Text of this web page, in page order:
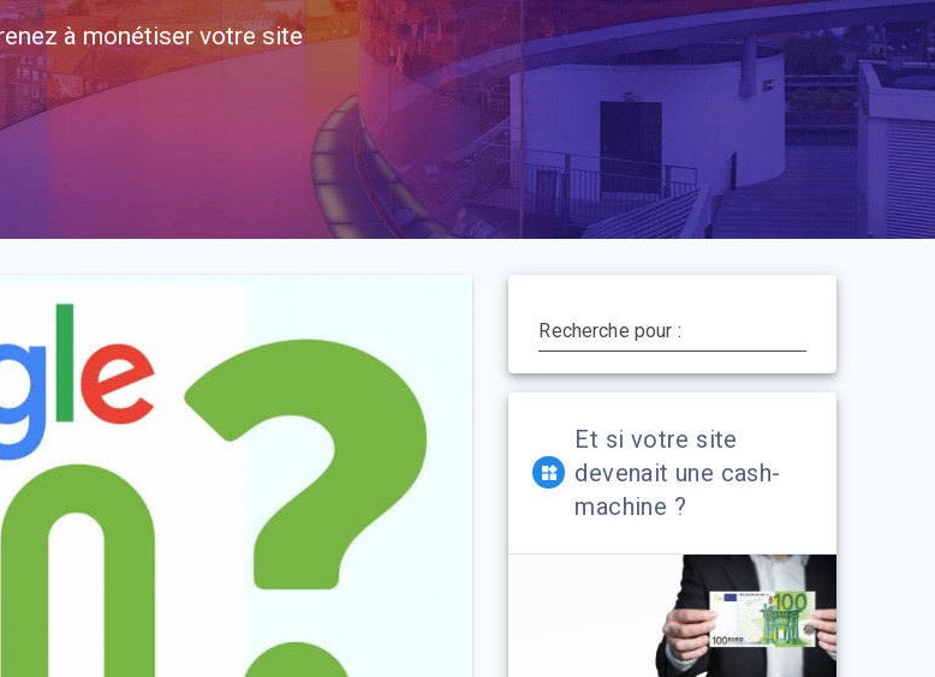
à monétiser votre site
Recherche pour :
Et si votre site
devenait une cash-
machine ?